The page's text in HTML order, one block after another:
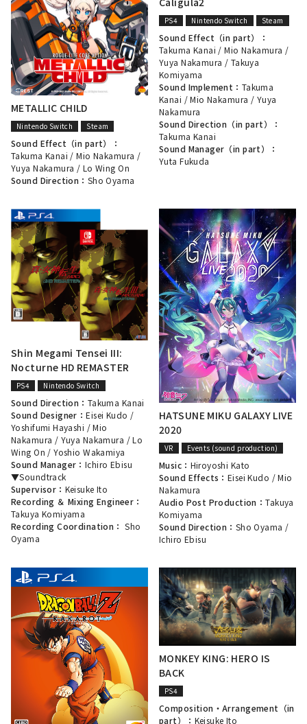
METALLIC CHILD
Nintendo Switch Steam
Sound Effect（in part）：
Takuma Kanai /Mio Nakamura /
Yuya Nakamura / Lo Wing On
Sound Direction： Sho Oyama
PS4 Nintendo Switch Steam
Sound Effect（in part）：
Takuma Kanai /Mio Nakamura /
Yuya Nakamura / Takuya
Komiyama
Sound Implement： Takuma
Kanai /Mio Nakamura / Yuya
Nakamura
Sound Direction（in part）：
Takuma Kanai
Sound Manager（in part）：
Yuta Fukuda
Shin Megami Tensei III:
Nocturne HD REMASTER
PS4 Nintendo Switch
Sound Direction： Takuma Kanai
Sound Designer：Eisei Kudo /
Yoshifumi Hayashi /Mio
Nakamura / Yuya Nakamura /Lo
Wing On /Yoshio Wakamiya
Sound Manager： Ichiro Ebisu
▼Soundtrack
Supervisor： Keisuke Ito
Recording ＆ Mixing Engineer：
Takuya Komiyama
Recording Coordination： Sho
Oyama
HATSUNE MIKU GALAXY LIVE
2020
VR Events (sound production)
Music： Hiroyoshi Kato
Sound Effects： Eisei Kudo /Mio
Nakamura
Audio Post Production：Takuya
Komiyama
Sound Direction： Sho Oyama /
Ichiro Ebisu
MONKEY KING: HERO IS
BACK
PS4
Composition・Arrangement（in
part）： Keisuke Ito